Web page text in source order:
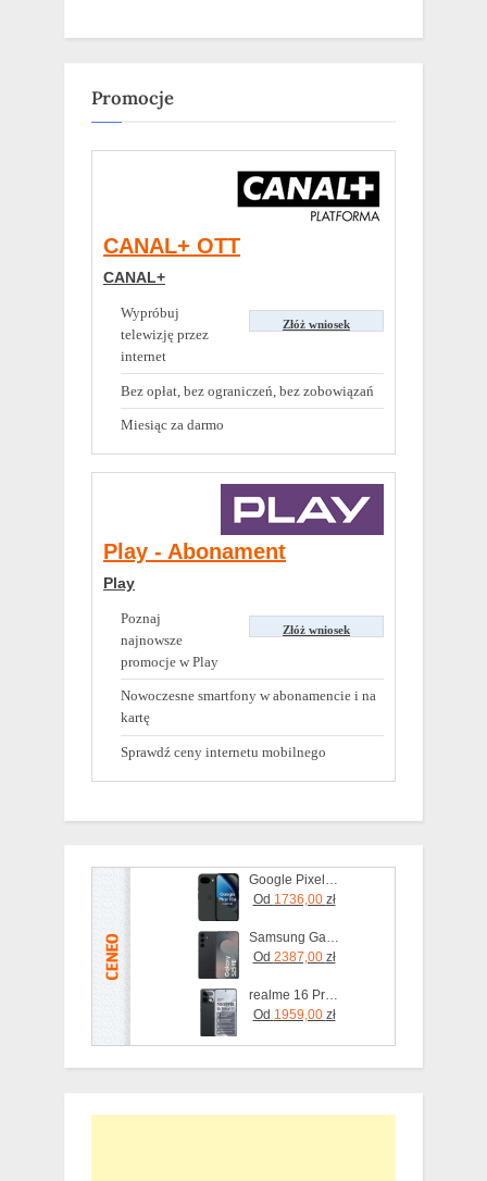
Promocje
CANAL+ OTT
CANAL+
Złóż wniosek
Wypróbuj
telewizję przez
internet
Bez opłat, bez ograniczeń, bez zobowiązań
Miesiąc za darmo
Play - Abonament
Play
Złóż wniosek
Poznaj
najnowsze
promocje w Play
Nowoczesne smartfony w abonamencie i na
kartę
Sprawdź ceny internetu mobilnego
Google Pixel 10a 5G 8/128GB Obsydian
Od 1736,00 zł
Samsung Galaxy S25 FE 8/256GB Czarny
Od 2387,00 zł
realme 16 Pro+ 5G 12/512GB Szary
Od 1959,00 zł